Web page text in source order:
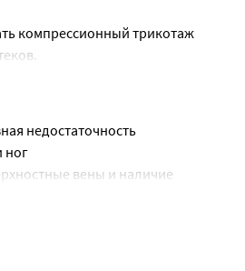
компрессионный трикотаж
руки были подготовлены:
пятки. Аккуратно натяните на
расположения пятки.
при необходимости
недостаточность
ног
вены и наличие
звездочки